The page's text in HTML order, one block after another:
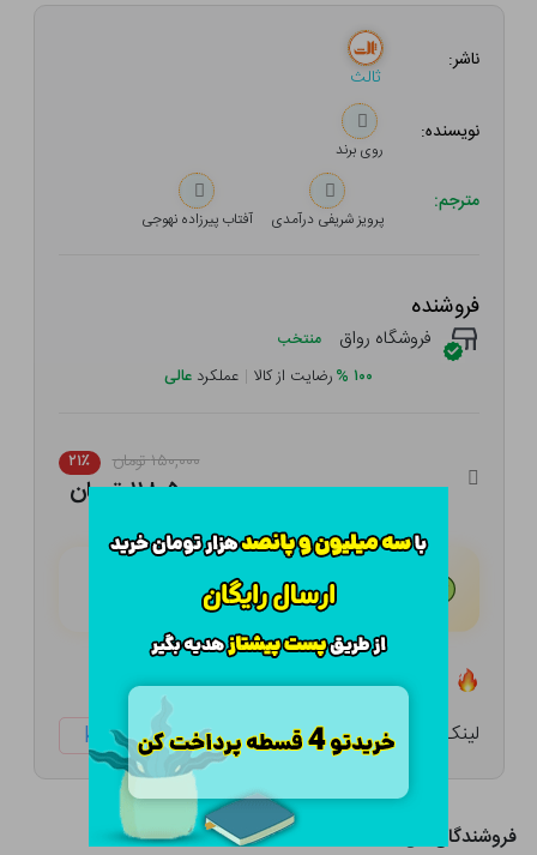
ناشر:
ثالث
نویسنده:
روی برند
مترجم:
پرویز شریفی درآمدی آفتاب پیرزاده نهوجی
فروشنده
فروشگاه رواق منتخب
۱۰۰ %رضایت از کالا | عملکرد عالی
۱۵۰,۰۰۰ تومان ۲۱٪
۱۱۸,۵۰۰ تومان
هـر قسط با تــرب‌پــی:
لینک کوتاه: ketabtala.com/sbp-25580
فروشندگان این کالا